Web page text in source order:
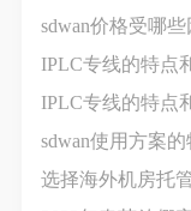
sdwan价格受哪
IPLC专线的特点
IPLC专线的特点
sdwan使用方案
选择海外机房托